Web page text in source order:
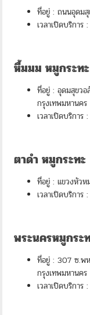
ที่อยู่ : ถนนอุดมสุ
เวลาเปิดบริกา
หื้มมม หมูกระท
ที่อยู่ : อุดมสุขวอ
กรุงเทพมหานคร
เวลาเปิดบริกา
ตาดำ หมูกระทะ
ที่อยู่ : แขวงหัว
เวลาเปิดบริกา
พระนครหมูกระ
ที่อยู่ : 307 ซ.พห
กรุงเทพมหานคร
เวลาเปิดบริกา